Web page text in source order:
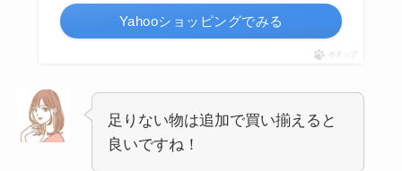
Yahooショッピングでみる
ポチップ
足りない物は追加で買い揃えると
良いですね！